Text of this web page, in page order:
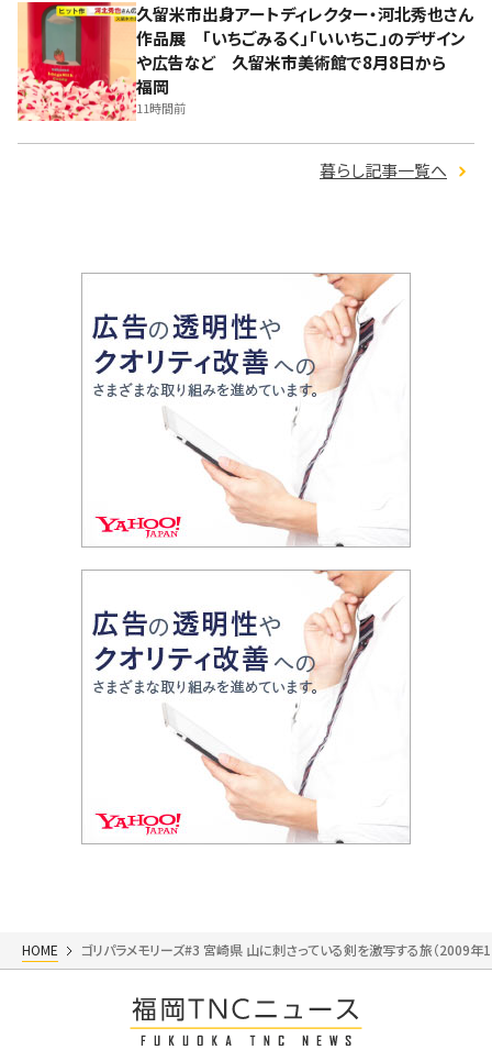
久留米市出身アートディレクター・河北秀也さん
作品展 「いちごみるく」「いいちこ」のデザイン
や広告など 久留米市美術館で8月8日から
福岡
11時間前
暮らし記事一覧へ
HOME ゴリパラメモリーズ#3 宮崎県 山に刺さっている剣を激写する旅（2009年